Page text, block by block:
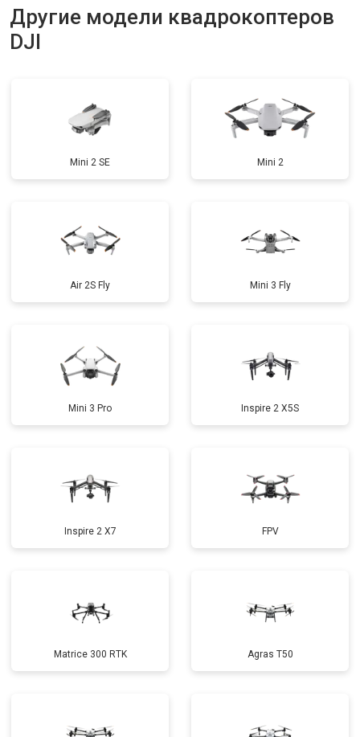
Другие модели квадрокоптеров
DJI
Mini 2 SE Mini 2
Air 2S Fly Mini 3 Fly
Mini 3 Pro Inspire 2 X5S
Inspire 2 X7 FPV
Matrice 300 RTK Agras T50